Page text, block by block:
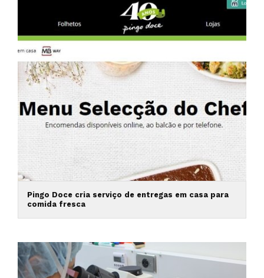
Pingo Doce cria serviço de entregas em casa para
comida fresca